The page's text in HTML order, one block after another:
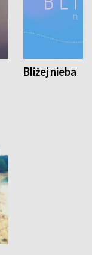
Bliżej nieba